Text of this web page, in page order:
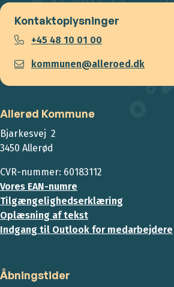
Kontaktoplysninger
+45 48 10 01 00
kommunen@alleroed.dk
Allerød Kommune
Bjarkesvej 2
3450 Allerød
CVR-nummer: 60183112
Vores EAN-numre
Tilgængelighedserklæring
Oplæsning af tekst
Indgang til Outlook for medarbejdere
Åbningstider